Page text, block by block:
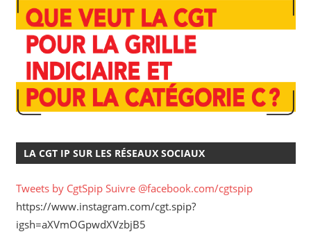
LA CGT IP SUR LES RÉSEAUX SOCIAUX
Tweets by CgtSpip Suivre @facebook.com/cgtspip
https://www.instagram.com/cgt.spip?
igsh=aXVmOGpwdXVzbjB5